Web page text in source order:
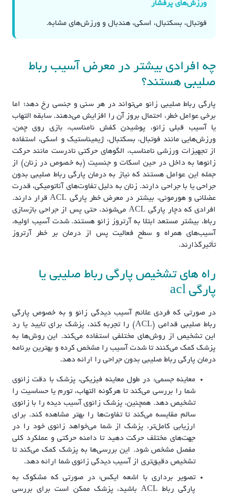
ورزش‌های پرفشار
فوتبال، بسکتبال، اسکی، هندبال و ورزش‌های مشابه.
چه افرادی بیشتر در معرض آسیب رباط
صلیبی هستند؟
پارگی رباط صلیبی زانو می‌تواند در هر سنی و جنسی رخ دهد؛ اما
برخی عوامل خطر، احتمال بروز آن را افزایش می‌دهند. سابقه التهاب
یا آسیب قبلی زانو، پوشیدن کفش نامناسب، بازی روی چمن،
ورزش‌هایی مانند فوتبال، بسکتبال، ژیمیناستیک و اسکی، استفاده
از تجهیزات ورزشی نامناسب، الگوهای حرکتی نادرست مانند حرکت
زانوها به داخل در حین اسکات و جنسیت (به خصوص در زنان) از
جمله این عوامل هستند که نیاز به درمان پارگی رباط صلیبی بدون
جراحی یا با جراحی دارند. زنان به دلیل تفاوت‌های آناتومیکی، قدرت
عضلانی و هورمونی، بیشتر در معرض خطر پارگی ACL قرار دارند.
افرادی که دچار پارگی ACL می‌شوند، حتی پس از جراحی بازسازی
رباط، بیشتر مستعد ابتلا به آرتروز زانو هستند. شدت آسیب اولیه،
آسیب‌های همراه و سطح فعالیت پس از درمان بر خطر آرتروز
تأثیرگذارند.
راه های تشخیص پارگی رباط صلیبی یا
پارگی acl
در صورتی که فردی علائم آسیب دیدگی زانو و به خصوص پارگی
رباط صلیبی قدامی (ACL) را تجربه کند، پزشک برای تایید یا رد
این تشخیص از روش‌های مختلفی استفاده می‌کند. این روش‌ها به
پزشک کمک می‌کنند تا شدت آسیب را مشخص کرده و بهترین برنامه
درمان پارگی رباط صلیبی بدون جراحی را ارائه دهد.
معاینه جسمی: در طول معاینه فیزیکی، پزشک با دقت زانوی
شما را بررسی می‌کند تا هرگونه التهاب، تورم یا حساسیت را
تشخیص دهد. همچنین، پزشک زانوی آسیب دیده را با زانوی
سالم مقایسه می‌کند تا تفاوت‌ها را بهتر مشاهده کند. برای
ارزیابی کامل‌تر، پزشک از شما می‌خواهد زانوی خود را در
جهت‌های مختلف حرکت دهید تا دامنه حرکتی و عملکرد کلی
مفصل مشخص شود. این بررسی‌ها به پزشک کمک می‌کند تا
تشخیص دقیق‌تری از آسیب دیدگی زانوی شما ارائه دهد.
تصویر برداری با اشعه ایکس: در صورتی که مشکوک به
پارگی رباط ACL باشید، پزشک ممکن است برای بررسی